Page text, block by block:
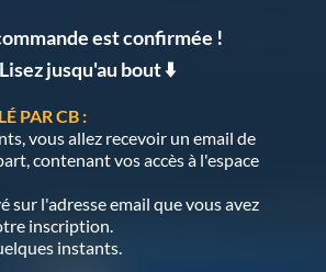
est confirmée !
jusqu'au bout ⬇️
PAR CB :
vous allez recevoir un email de
contenant vos accès à l'espace
sur l'adresse email que vous avez
inscription.
instants.